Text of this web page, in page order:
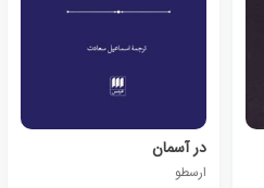
در آسمان
ارسطو